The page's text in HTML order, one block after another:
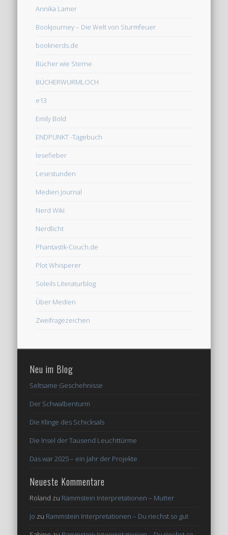
Annika Lamer
Bookjourney – Die Welt von Sturmfeuer
booknerds.de
Bücher wie Sterne
BÜCHERWURMLOCH
e13
Emily Bold
ENDPUNKT -Tagebuch
lesefieber
Lesestunden
Medien Journal
Nerd Wiki
Nerdlicht
Phantastik-Couch.de
Plot Whisperer
Soleils Literaturblog
Über Medien
Zweifragezeichen
Neu im Blog
Seltsame Geschehnisse
Der Schwalbenturm
Die Klinge des Schicksals
Die Insel der Tausend Leuchttürme
Das war 2025 – ein Jahr der Projekte
Neueste Kommentare
Roland zu Rammstein Interpretationen – Mutter
Jo zu Rammstein Interpretationen – Du riechst so gut